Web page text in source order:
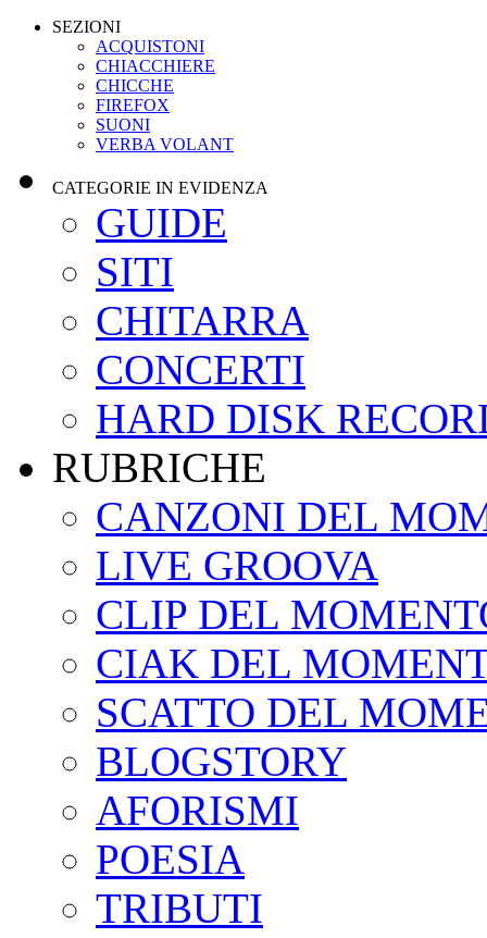
SEZIONI
ACQUISTONI
CHIACCHIERE
CHICCHE
FIREFOX
SUONI
VERBA VOLANT
CATEGORIE IN EVIDENZA
GUIDE
SITI
CHITARRA
CONCERTI
HARD DISK
RUBRICHE
CANZONI DEL
LIVE GROOVA
CLIP DEL
CIAK DEL
SCATTO DEL
BLOGSTORY
AFORISMI
POESIA
TRIBUTI